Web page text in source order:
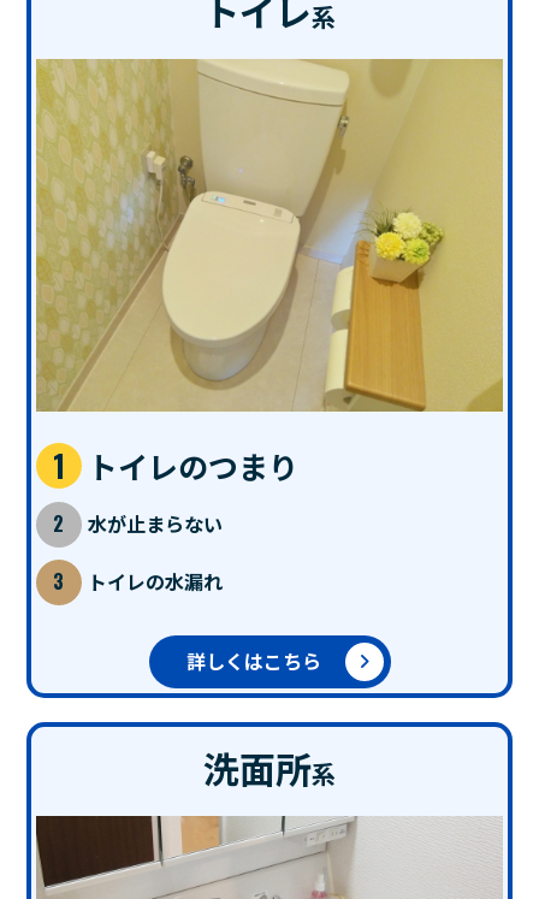
系
トイレのつまり
水が止まらない
トイレの水漏れ
詳しくはこちら
洗面所系